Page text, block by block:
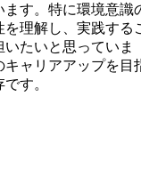
す。特に環境意識
理解し、実践する
たいと思っていま
ャリアアップを目
す。